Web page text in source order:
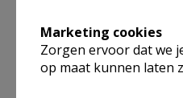
Marketing cookies
Zorgen ervoor dat we
op maat kunnen laten